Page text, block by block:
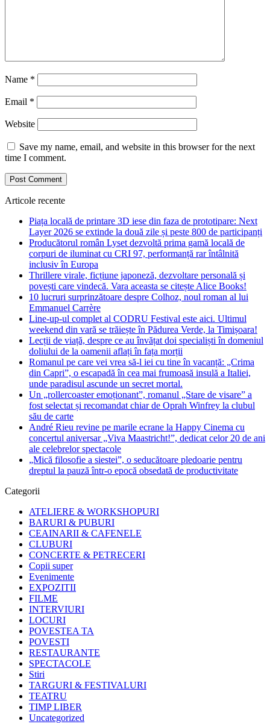
Name *
Email *
Website
Save my name, email, and website in this browser for the next
time I comment.
Articole recente
Piața locală de printare 3D iese din faza de prototipare: Next
Layer 2026 se extinde la două zile și peste 800 de participanți
Producătorul român Lyset dezvoltă prima gamă locală de
corpuri de iluminat cu CRI 97, performanță rar întâlnită
inclusiv în Europa
Thrillere virale, ficțiune japoneză, dezvoltare personală și
povești care vindecă. Vara aceasta se citește Alice Books!
10 lucruri surprinzătoare despre Colhoz, noul roman al lui
Emmanuel Carrère
Line-up-ul complet al CODRU Festival este aici. Ultimul
weekend din vară se trăiește în Pădurea Verde, la Timișoara!
Lecții de viață, despre ce au învățat doi specialiști în domeniul
doliului de la oamenii aflați în fața morții
Romanul pe care vei vrea să-l iei cu tine în vacanță: „Crima
din Capri”, o escapadă în cea mai frumoasă insulă a Italiei,
unde paradisul ascunde un secret mortal.
Un „rollercoaster emoționant”, romanul „Stare de visare” a
fost selectat și recomandat chiar de Oprah Winfrey la clubul
său de carte
André Rieu revine pe marile ecrane la Happy Cinema cu
concertul aniversar „Viva Maastricht!”, dedicat celor 20 de ani
ale celebrelor spectacole
„Mică filosofie a siestei”, o seducătoare pledoarie pentru
dreptul la pauză într-o epocă obsedată de productivitate
Categorii
ATELIERE & WORKSHOPURI
BARURI & PUBURI
CEAINARII & CAFENELE
CLUBURI
CONCERTE & PETRECERI
Copii super
Evenimente
EXPOZITII
FILME
INTERVIURI
LOCURI
POVESTEA TA
POVESTI
RESTAURANTE
SPECTACOLE
Stiri
TARGURI & FESTIVALURI
TEATRU
TIMP LIBER
Uncategorized